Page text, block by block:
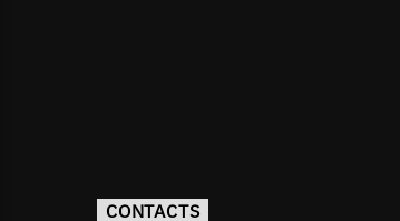
CONTACTS